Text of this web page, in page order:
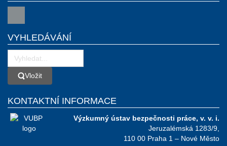
VYHLEDÁVÁNÍ
VložitVložit
KONTAKTNÍ INFORMACE
Výzkumný ústav bezpečnosti práce, v. v. i.
Jeruzalémská 1283/9,
110 00 Praha 1 – Nové Město